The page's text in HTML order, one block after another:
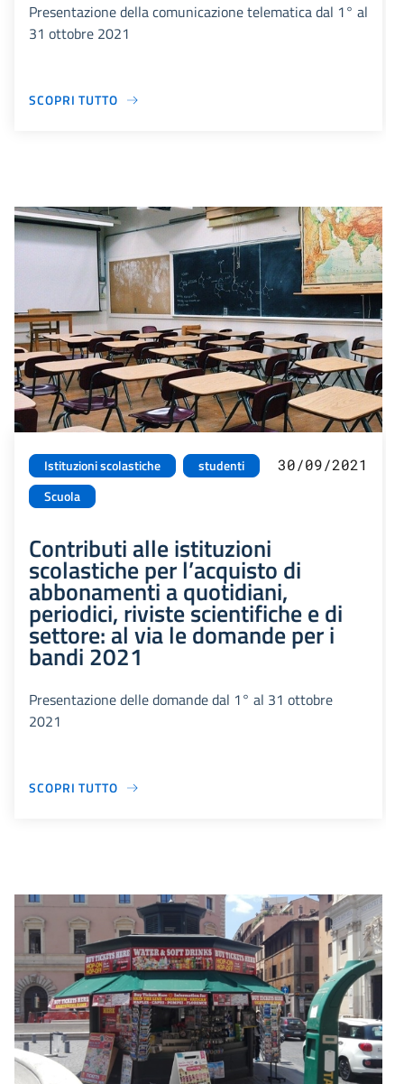
Presentazione della comunicazione telematica dal 1° al
31 ottobre 2021
SCOPRI TUTTO
Istituzioni scolastiche
studenti
Scuola
30/09/2021
Contributi alle istituzioni
scolastiche per l’acquisto di
abbonamenti a quotidiani,
periodici, riviste scientifiche e di
settore: al via le domande per i
bandi 2021
Presentazione delle domande dal 1° al 31 ottobre
2021
SCOPRI TUTTO